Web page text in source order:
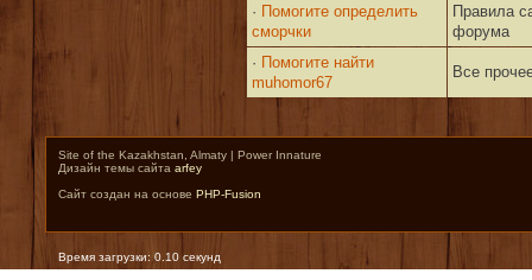
· Помогите определить
сморчки
Правила
форума
· Помогите найти
muhomor67
Все
Site of the Kazakhstan, Almaty | Power Innature
Дизайн темы сайта arfey
Сайт создан на основе PHP-Fusion
Время загрузки: 0.10 секунд